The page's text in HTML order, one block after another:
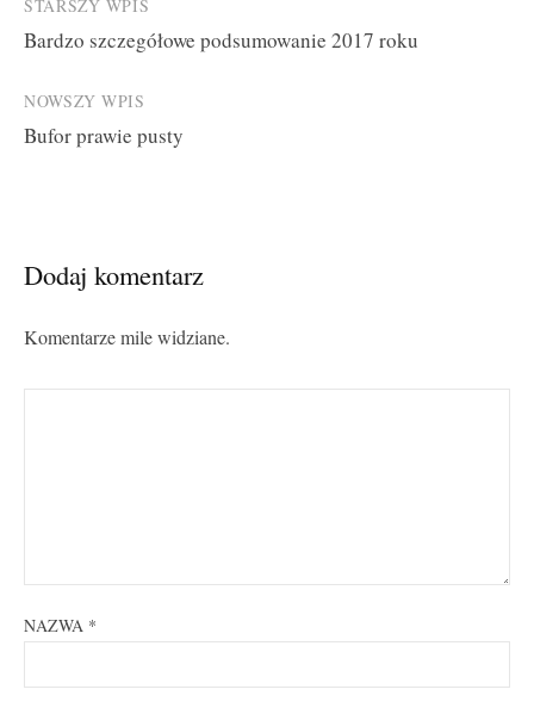
Post
navigation
STARSZY WPIS
Bardzo szczegółowe podsumowanie 2017 roku
NOWSZY WPIS
Bufor prawie pusty
Dodaj komentarz
Komentarze mile widziane.
NAZWA *